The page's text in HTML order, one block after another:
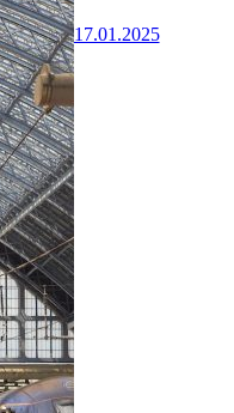
17.01.2025